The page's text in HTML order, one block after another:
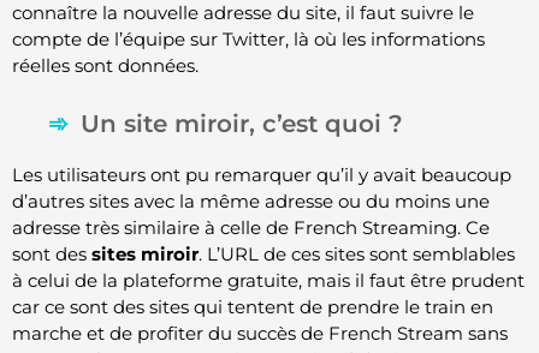
connaître la nouvelle adresse du site, il faut suivre le
compte de l’équipe sur Twitter, là où les informations
réelles sont données.
Un site miroir, c’est quoi ?
Les utilisateurs ont pu remarquer qu’il y avait beaucoup
d’autres sites avec la même adresse ou du moins une
adresse très similaire à celle de French Streaming. Ce
sont des sites miroir. L’URL de ces sites sont semblables
à celui de la plateforme gratuite, mais il faut être prudent
car ce sont des sites qui tentent de prendre le train en
marche et de profiter du succès de French Stream sans